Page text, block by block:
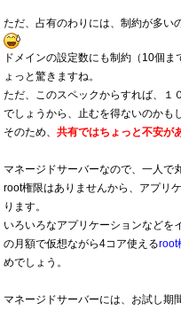
ただ、占有のわりには、制約が多い
ドメインの設定数にも制約（10個
ょっと驚きますね。
ただ、このスペックからすれば、１
でしょうから、止むを得ないのかも
そのため、 共有ではちょっと不安が
マネージドサーバーなので、一人で
root権限はありませんから、アプリ
ります。
いろいろなアプリケーションなどを
の月額で仮想ながら4コア使えるroot
めでしょう。
マネージドサーバーには、お試し期